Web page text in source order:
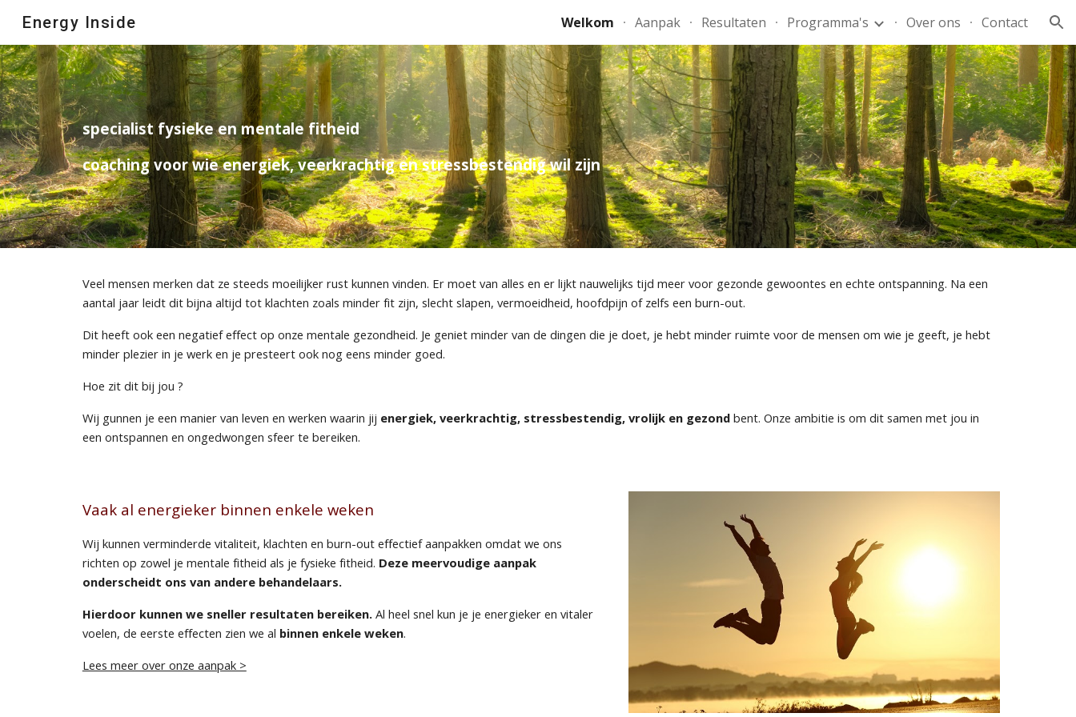
Skip to navigation
Energy Inside Welkom Aanpak Resultaten Programma's Over ons Contact
specialist fysieke en mentale fitheid
coachingvoor wie energiek, veerkrachtig en stressbestendig wil zijn
Veel mensen merken dat ze steeds moeilijker rust kunnen vinden. Er moet van alles en er lijkt nauwelijks tijd meer voor gezonde gewoontes en echte ontspanning. Na een
aantal jaar leidt dit bijna altijd tot klachten zoals minder fit zijn, slecht slapen, vermoeidheid, hoofdpijn of zelfs een burn-out.
Dit heeft ook een negatief effect op onze mentale gezondheid. Je geniet minder van de dingen die je doet, je hebt minder ruimte voor de mensen om wie je geeft, je hebt
minder plezier in je werk en je presteert ook nog eens minder goed.
Hoe zit dit bij jou ?
Wij gunnen je een manier van leven en werken waarin jij energiek, veerkrachtig, stressbestendig, vrolijk en gezond bent. Onze ambitie is om dit samen met jou in
een ontspannen en ongedwongen sfeer te bereiken.
Vaak al energieker binnen enkele weken
Wij kunnen verminderde vitaliteit, klachten en burn-out effectief aanpakken omdat we ons
richten op zowel je mentale fitheid als je fysieke fitheid. Deze meervoudige aanpak
onderscheidt ons van andere behandelaars.
Hierdoor kunnen we sneller resultaten bereiken.Al heel snel kun je je energieker en vitaler
voelen, de eerste effecten zien we al binnen enkele weken.
Lees meer over onze aanpak >